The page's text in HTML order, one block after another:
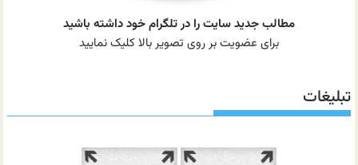
مطالب جدید سایت را در تلگرام خود داشته باشید
برای عضویت بر روی تصویر بالا کلیک نمایید
تبلیغات